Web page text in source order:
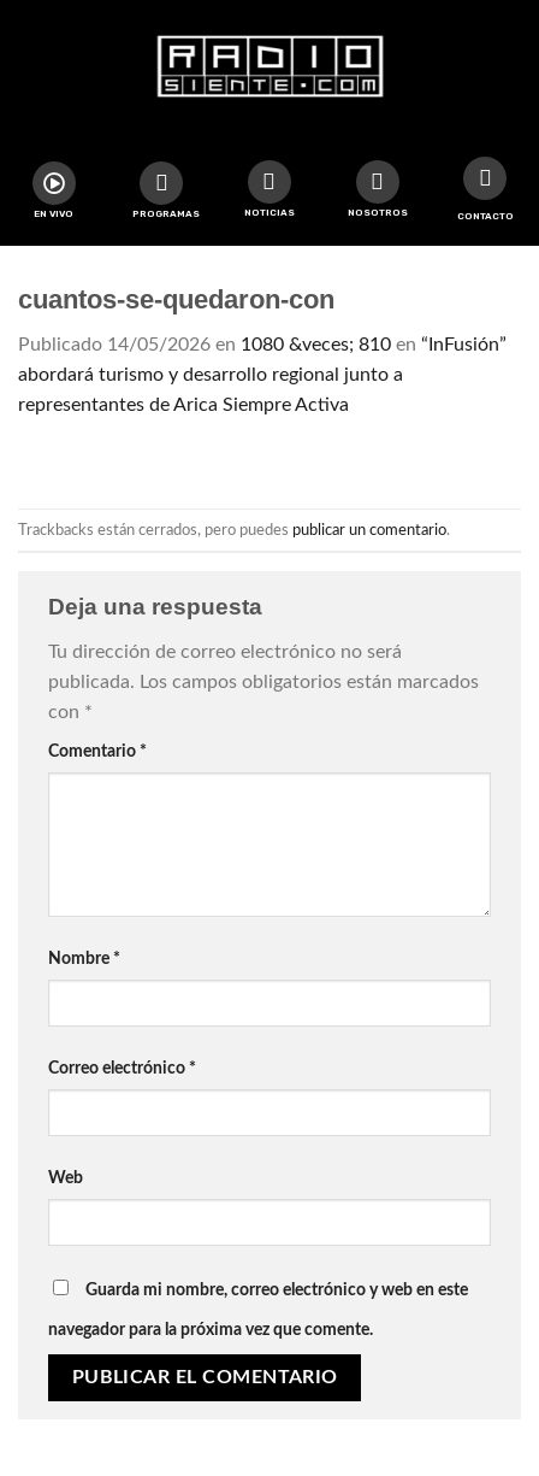
EN VIVO PROGRAMAS NOTICIAS NOSOTROS CONTACTO
cuantos-se-quedaron-con
Publicado 14/05/2026 en 1080 &veces; 810 en “InFusión”
abordará turismo y desarrollo regional junto a
representantes de Arica Siempre Activa
Trackbacks están cerrados, pero puedes publicar un comentario.
Deja una respuesta
Tu dirección de correo electrónico no será
publicada. Los campos obligatorios están marcados
con *
Comentario *
Nombre *
Correo electrónico *
Web
Guarda mi nombre, correo electrónico y web en este
navegador para la próxima vez que comente.